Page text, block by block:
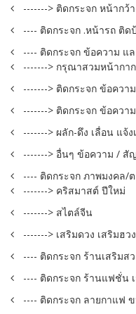
-------> ติดกระจก หน้ากว้
---- ติดกระจก .หน้ารถ ติด
---- ติดกระจก ข้อความ
-------> กรุณาสวมหน้ากา
-------> ติดกระจก ข้อควา
-------> ติดกระจก ข้อควา
-------> ผลัก-ดึง เลื่อน แจ้ง
-------> อื่นๆ ข้อความ /
---- ติดกระจก ภาพมงคล/
-------> คริสมาสต์ ปีใหม่
-------> สไตล์จีน
-------> เสริมดวง เสริมฮว
---- ติดกระจก ร้านเสริม
---- ติดกระจก ร้านแฟชั่น เ
---- ติดกระจก ลายกาแฟ